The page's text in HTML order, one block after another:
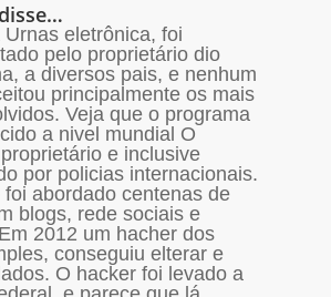
Urnas eletrônica, foi
pelo proprietário dio
a diversos pais, e nenhum
principalmente os mais
Veja que o programa
a nivel mundial O
e inclusive
por policias internacionais.
foi abordado centenas de
blogs, rede sociais e
2012 um hacher dos
conseguiu elterar e
O hacker foi levado a